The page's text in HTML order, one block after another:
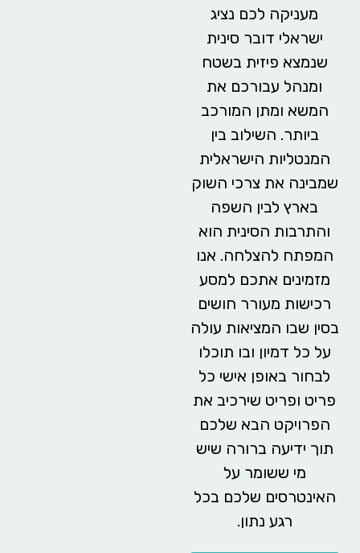
מעניקה לכם נציג
ישראלי דובר סינית
שנמצא פיזית בשטח
ומנהל עבורכם את
המשא ומתן המורכב
ביותר. השילוב בין
המנטליות הישראלית
שמבינה את צרכי השוק
בארץ לבין השפה
והתרבות הסינית הוא
המפתח להצלחה. אנו
מזמינים אתכם למסע
רכישות מעורר חושים
בסין שבו המציאות עולה
על כל דמיון ובו תוכלו
לבחור באופן אישי כל
פריט ופריט שירכיב את
הפרויקט הבא שלכם
תוך ידיעה ברורה שיש
מי ששומר על
האינטרסים שלכם בכל
רגע נתון.